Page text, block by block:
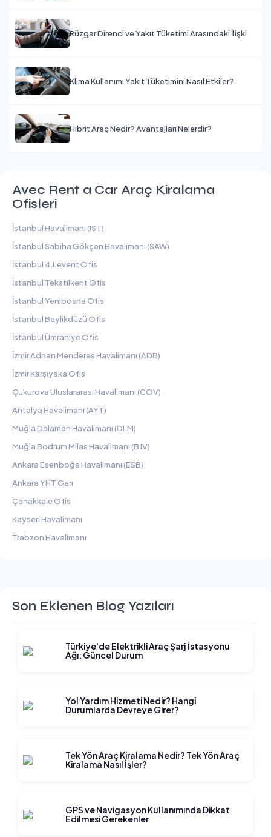
Rüzgar Direnci ve Yakıt Tüketimi Arasındaki İlişki
Klima Kullanımı Yakıt Tüketimini Nasıl Etkiler?
Hibrit Araç Nedir? Avantajları Nelerdir?
Avec Rent a Car Araç Kiralama
Ofisleri
İstanbul Havalimanı (IST)
İstanbul Sabiha Gökçen Havalimanı (SAW)
İstanbul 4.Levent Ofis
İstanbul Tekstilkent Ofis
İstanbul Yenibosna Ofis
İstanbul Beylikdüzü Ofis
İstanbul Ümraniye Ofis
İzmir Adnan Menderes Havalimanı (ADB)
İzmir Karşıyaka Ofis
Çukurova Uluslararası Havalimanı (COV)
Antalya Havalimanı (AYT)
Muğla Dalaman Havalimanı (DLM)
Muğla Bodrum Milas Havalimanı (BJV)
Ankara Esenboğa Havalimanı (ESB)
Ankara YHT Garı
Çanakkale Ofis
Kayseri Havalimanı
Trabzon Havalimanı
Son Eklenen Blog Yazıları
Türkiye'de Elektrikli Araç Şarj İstasyonu
Ağı: Güncel Durum
Yol Yardım Hizmeti Nedir? Hangi
Durumlarda Devreye Girer?
Tek Yön Araç Kiralama Nedir? Tek Yön Araç
Kiralama Nasıl İşler?
GPS ve Navigasyon Kullanımında Dikkat
Edilmesi Gerekenler